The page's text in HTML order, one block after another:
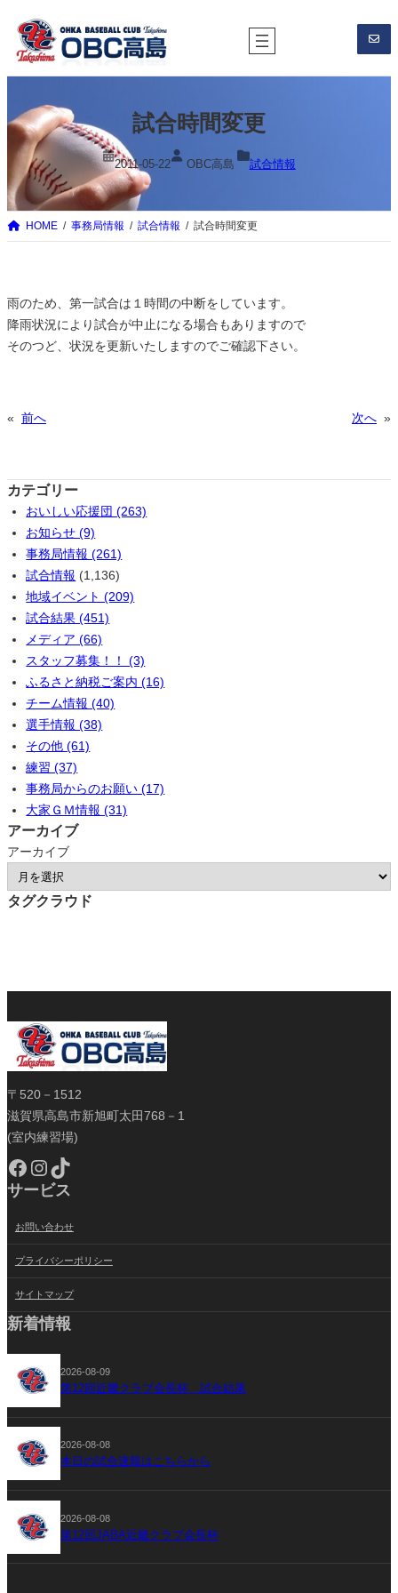
を
ス
ッ
試合時間変更
2011-05-22 OBC高島 試合情報
HOME 事務局情報 試合情報 試合時間変更
雨のため、第一試合は１時間の中断をしています。
降雨状況により試合が中止になる場合もありますので
そのつど、状況を更新いたしますのでご確認下さい。
« 前へ 次へ »
カテゴリー
おいしい応援団 (263)
お知らせ (9)
事務局情報 (261)
試合情報 (1,136)
地域イベント (209)
試合結果 (451)
メディア (66)
スタッフ募集！！ (3)
ふるさと納税ご案内 (16)
チーム情報 (40)
選手情報 (38)
その他 (61)
練習 (37)
事務局からのお願い (17)
大家ＧＭ情報 (31)
アーカイブ
アーカイブ
タグクラウド
〒520－1512
滋賀県高島市新旭町太田768－1
(室内練習場)
Facebook Instagram TikTok
サービス
お問い合わせ
プライバシーポリシー
サイトマップ
新着情報
2026-08-09
第12回近畿クラブ会長杯 試合結果
2026-08-08
本日の試合速報はこちらから
2026-08-08
第12回JABA近畿クラブ会長杯